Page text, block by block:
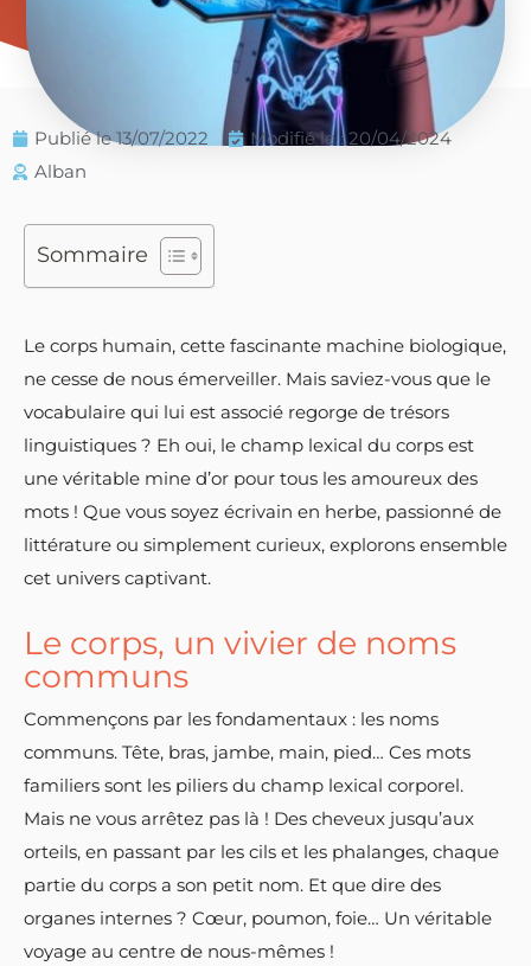
Publié le 13/07/2022
Modifié le : 20/04/2024
Alban
Sommaire
Le corps humain, cette fascinante machine biologique,
ne cesse de nous émerveiller. Mais saviez-vous que le
vocabulaire qui lui est associé regorge de trésors
linguistiques ? Eh oui, le champ lexical du corps est
une véritable mine d’or pour tous les amoureux des
mots ! Que vous soyez écrivain en herbe, passionné de
littérature ou simplement curieux, explorons ensemble
cet univers captivant.
Le corps, un vivier de noms
communs
Commençons par les fondamentaux : les noms
communs. Tête, bras, jambe, main, pied… Ces mots
familiers sont les piliers du champ lexical corporel.
Mais ne vous arrêtez pas là ! Des cheveux jusqu’aux
orteils, en passant par les cils et les phalanges, chaque
partie du corps a son petit nom. Et que dire des
organes internes ? Cœur, poumon, foie… Un véritable
voyage au centre de nous-mêmes !